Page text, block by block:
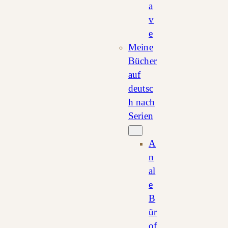
a
v
e
Meine
Bücher
auf
deutsc
h nach
Serien
A
n
al
e
B
ür
of